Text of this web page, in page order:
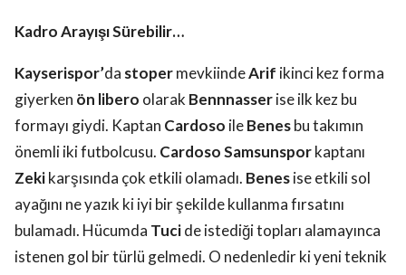
Kadro Arayışı Sürebilir…
Kayserispor’da stopermevkiindeArif ikinci kez forma
giyerken ön libero olarak Bennnasserise ilk kez bu
formayı giydi. Kaptan Cardoso ileBenesbu takımın
önemli iki futbolcusu. Cardoso Samsunsporkaptanı
Zekikarşısında çok etkili olamadı. Benesise etkili sol
ayağını ne yazık ki iyi bir şekilde kullanma fırsatını
bulamadı. Hücumda Tucide istediği topları alamayınca
istenen gol bir türlü gelmedi. O nedenledir ki yeni teknik